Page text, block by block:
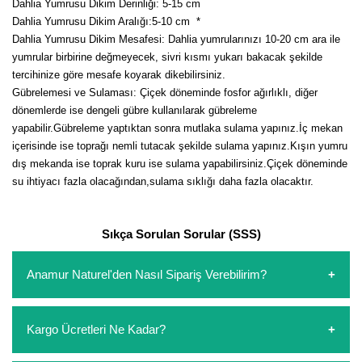
Dahlia Yumrusu Dikim Derinliği: 5-15 cm
Dahlia Yumrusu Dikim Aralığı:5-10 cm *
Dahlia Yumrusu Dikim Mesafesi: Dahlia yumrularınızı 10-20 cm ara ile
yumrular birbirine değmeyecek, sivri kısmı yukarı bakacak şekilde
tercihinize göre mesafe koyarak dikebilirsiniz.
Gübrelemesi ve Sulaması: Çiçek döneminde fosfor ağırlıklı, diğer
dönemlerde ise dengeli gübre kullanılarak gübreleme
yapabilir.Gübreleme yaptıktan sonra mutlaka sulama yapınız.İç mekan
içerisinde ise toprağı nemli tutacak şekilde sulama yapınız.Kışın yumru
dış mekanda ise toprak kuru ise sulama yapabilirsiniz.Çiçek döneminde
su ihtiyacı fazla olacağından,sulama sıklığı daha fazla olacaktır.
Sıkça Sorulan Sorular (SSS)
Anamur Naturel'den Nasıl Sipariş Verebilirim?
oluşturarak,iletişim numaralarımızdan bizi arayarak veya
whatsapp hattımızdan bizlere isteklerinizi yazarak sipariş
Kargo Ücretleri Ne Kadar?